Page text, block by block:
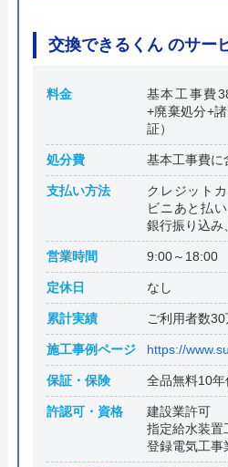
交換できるくん のサー
料金
基本工事費
+廃棄処分+
証）
処分費 基本工事費に
支払い方法
クレジット
ビニあと払
銀行振り込み
営業時間 9:00～18:00
定休日 なし
累計実績 ご利用者数
施工事例ページ https://
保証・保険 全品無料10年
許認可・資格
建設業許可
指定給水装置
登録電気工事